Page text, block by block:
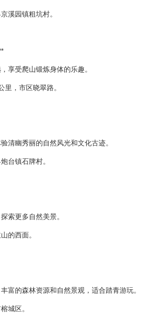
溪园镇粗坑村。
享受爬山锻炼身体的乐趣。
，市区晓翠路。
清幽秀丽的自然风光和文化古迹。
台镇石牌村。
索更多自然美景。
的西面。
富的森林资源和自然景观，适合踏青游玩。
城区。